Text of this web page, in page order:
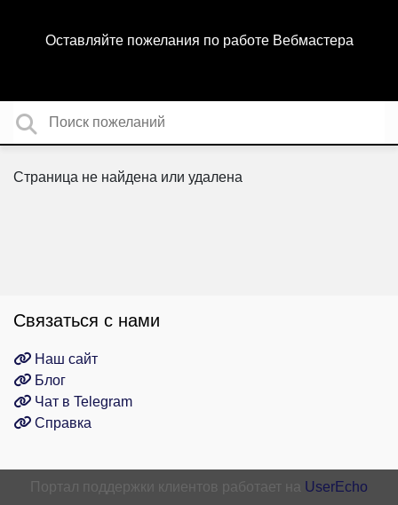
Оставляйте пожелания по работе Вебмастера
Страница не найдена или удалена
Связаться с нами
Наш сайт
Блог
Чат в Telegram
Справка
Портал поддержки клиентов работает на UserEcho